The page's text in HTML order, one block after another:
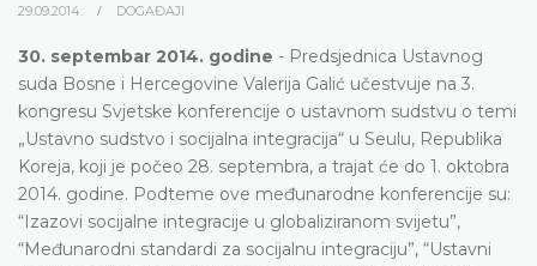
29.09.2014. DOGAĐAJI
30. septembar 2014. godine - Predsjednica Ustavnog
suda Bosne i Hercegovine Valerija Galić učestvuje na 3.
kongresu Svjetske konferencije o ustavnom sudstvu o temi
„Ustavno sudstvo i socijalna integracija“ u Seulu, Republika
Koreja, koji je počeo 28. septembra, a trajat će do 1. oktobra
2014. godine. Podteme ove međunarodne konferencije su:
“Izazovi socijalne integracije u globaliziranom svijetu”,
“Međunarodni standardi za socijalnu integraciju”, “Ustavni